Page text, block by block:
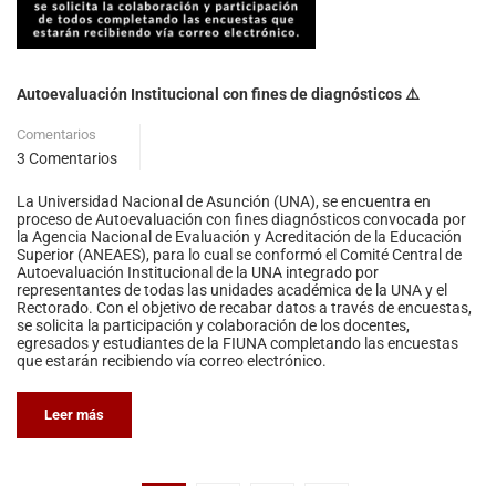
Autoevaluación Institucional con fines de diagnósticos ⚠️
Comentarios
3 Comentarios
La Universidad Nacional de Asunción (UNA), se encuentra en
proceso de Autoevaluación con fines diagnósticos convocada por
la Agencia Nacional de Evaluación y Acreditación de la Educación
Superior (ANEAES), para lo cual se conformó el Comité Central de
Autoevaluación Institucional de la UNA integrado por
representantes de todas las unidades académica de la UNA y el
Rectorado. Con el objetivo de recabar datos a través de encuestas,
se solicita la participación y colaboración de los docentes,
egresados y estudiantes de la FIUNA completando las encuestas
que estarán recibiendo vía correo electrónico.
Leer más